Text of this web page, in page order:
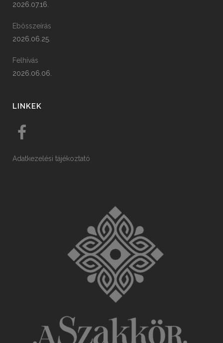
2026.07.16.
Ebösszeírás
2026.06.25.
Felhívás
2026.06.06.
LINKEK
Adatkezelési tájékoztató